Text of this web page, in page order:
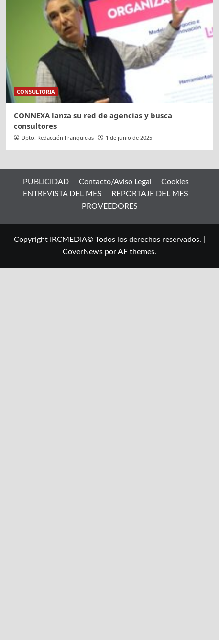
CONSULTORIA
CONNEXA lanza su red de agencias y busca
consultores
Dpto. Redacción Franquicias 1 de junio de 2025
PUBLICIDAD Contacto/Aviso Legal
Cookies
ENTREVISTA DEL MES
REPORTAJE DEL MES
PROVEEDORES
Copyright IRCMEDIA© Todos los derechos reservados.
CoverNews por AF themes.